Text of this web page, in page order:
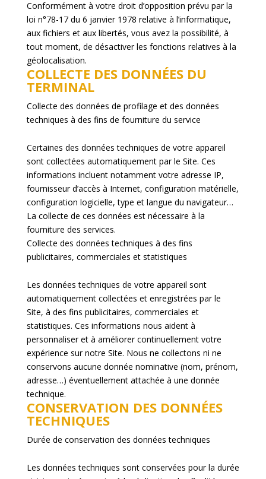
Conformément à votre droit d’opposition prévu par la
loi n°78-17 du 6 janvier 1978 relative à l’informatique,
aux fichiers et aux libertés, vous avez la possibilité, à
tout moment, de désactiver les fonctions relatives à la
géolocalisation.
COLLECTE DES DONNÉES DU
TERMINAL
Collecte des données de profilage et des données
techniques à des fins de fourniture du service
Certaines des données techniques de votre appareil
sont collectées automatiquement par le Site. Ces
informations incluent notamment votre adresse IP,
fournisseur d’accès à Internet, configuration matérielle,
configuration logicielle, type et langue du navigateur…
La collecte de ces données est nécessaire à la
fourniture des services.
Collecte des données techniques à des fins
publicitaires, commerciales et statistiques
Les données techniques de votre appareil sont
automatiquement collectées et enregistrées par le
Site, à des fins publicitaires, commerciales et
statistiques. Ces informations nous aident à
personnaliser et à améliorer continuellement votre
expérience sur notre Site. Nous ne collectons ni ne
conservons aucune donnée nominative (nom, prénom,
adresse…) éventuellement attachée à une donnée
technique.
CONSERVATION DES DONNÉES
TECHNIQUES
Durée de conservation des données techniques
Les données techniques sont conservées pour la durée